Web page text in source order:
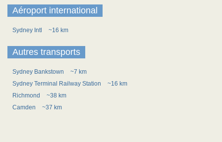
Aéroport international
Sydney Intl ~16 km
Autres transports
Sydney Bankstown
~7 km
Sydney Terminal Railway Station
~16 km
Richmond
~38 km
Camden
~37 km